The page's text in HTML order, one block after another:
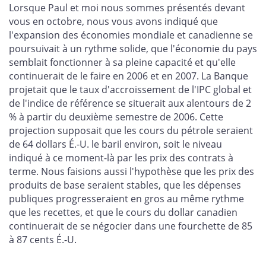
Lorsque Paul et moi nous sommes présentés devant
vous en octobre, nous vous avons indiqué que
l'expansion des économies mondiale et canadienne se
poursuivait à un rythme solide, que l'économie du pays
semblait fonctionner à sa pleine capacité et qu'elle
continuerait de le faire en 2006 et en 2007. La Banque
projetait que le taux d'accroissement de l'IPC global et
de l'indice de référence se situerait aux alentours de 2
% à partir du deuxième semestre de 2006. Cette
projection supposait que les cours du pétrole seraient
de 64 dollars É.-U. le baril environ, soit le niveau
indiqué à ce moment-là par les prix des contrats à
terme. Nous faisions aussi l'hypothèse que les prix des
produits de base seraient stables, que les dépenses
publiques progresseraient en gros au même rythme
que les recettes, et que le cours du dollar canadien
continuerait de se négocier dans une fourchette de 85
à 87 cents É.-U.